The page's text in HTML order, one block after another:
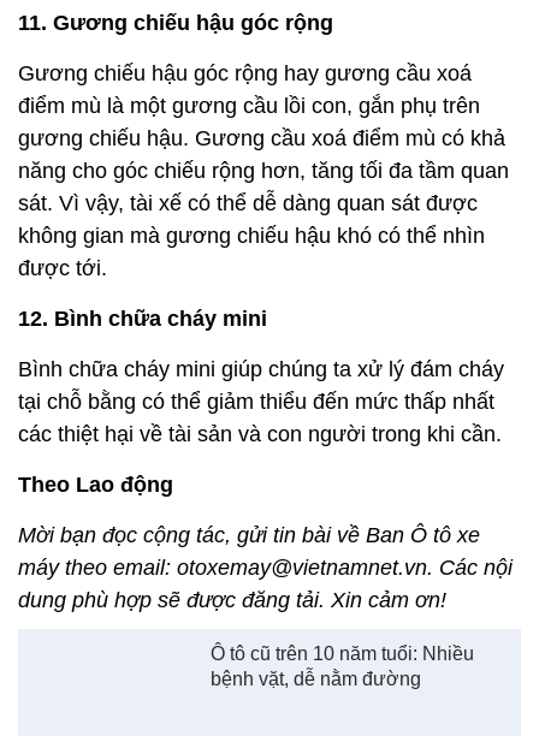
11. Gương chiếu hậu góc rộng
Gương chiếu hậu góc rộng hay gương cầu xoá
điểm mù là một gương cầu lồi con, gắn phụ trên
gương chiếu hậu. Gương cầu xoá điểm mù có khả
năng cho góc chiếu rộng hơn, tăng tối đa tầm quan
sát. Vì vậy, tài xế có thể dễ dàng quan sát được
không gian mà gương chiếu hậu khó có thể nhìn
được tới.
12. Bình chữa cháy mini
Bình chữa cháy mini giúp chúng ta xử lý đám cháy
tại chỗ bằng có thể giảm thiểu đến mức thấp nhất
các thiệt hại về tài sản và con người trong khi cần.
Theo Lao động
Mời bạn đọc cộng tác, gửi tin bài về Ban Ô tô xe
máy theo email: otoxemay@vietnamnet.vn. Các nội
dung phù hợp sẽ được đăng tải. Xin cảm ơn!
Ô tô cũ trên 10 năm tuổi: Nhiều
bệnh vặt, dễ nằm đường